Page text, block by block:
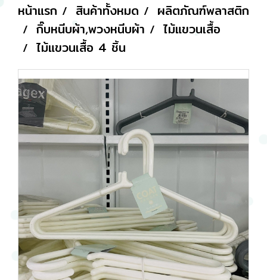
หน้าแรก สินค้าทั้งหมด
ผลิตภัณฑ์พลาสติก
กิ๊บหนีบผ้า,พวงหนีบผ้า
ไม้แขวนเสื้อ
ไม้แขวนเสื้อ 4 ชิ้น